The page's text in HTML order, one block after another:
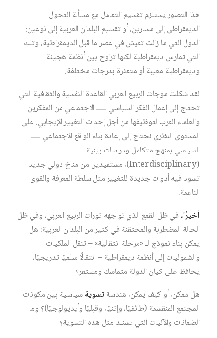
هذا التصور يستلزم تقسيم التعامل مع مسألة التحول
الديمقراطي إلى مسارين، أو تقسيم البلدان العربية إلى نوعين:
الدول التي ما زالت تعيش في عصر ما قبل الديمقراطية، وتلك
التي تمارس ديمقراطية لكنها تراوح بين أنظمة هجينة
وديمقراطية معيبة أو متعثرة بدرجات مختلفة.
لقد شكلت موجات الربيع العربي القاعدة النفسية والثقافية التي
تحتاج إلى إعمال الفكر السياسي ـــــ الاجتماعي من المفكرين
والعلماء العرب لتوظيفها من أجل إحداث التغيير الإيجابي. على
المستوى النظري نحتاج إلى إعادة بناء الواقع الاجتماعي ـــــ
السياسي بمنهج متكامل ودراسات بينية
(Interdisciplinary)، مستفيدين من مناخ دولي جديد
تسود فيه أدوات جديدة للتغيير مثل سلطة المعرفة والقوى
الناعمة.
أخيرًا، في ظل القمع الذي تواجهه ثورات الربيع العربي، وفي ظل
الحالة المضطربة والمحتقنة في كثير من البلدان العربية: هل
يمكن بناء نموذج لـ «مرحلة انتقالية» – تنقل الملكيات
والشموليات إلى أنظمة ديمقراطية – انتقالًا سلميًا تدريجيًا،
يحافظ على كيان الدولة متماسك ومستقر؟
هل ممكن، أو كيف يمكن، هندسةتسويةسياسية بين مكونات
المجتمع المنقسمة (طائفيًا، وإثنيًا، وقبليًا وأيديولوجيًا)؟ وما
الضمانات والآليات التي تسنـد مثل هذه التسوية؟